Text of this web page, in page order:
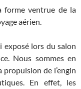
forme ventrue de la
aérien.
exposé lors du salon
Nous sommes en
propulsion de l’engin
En effet, les